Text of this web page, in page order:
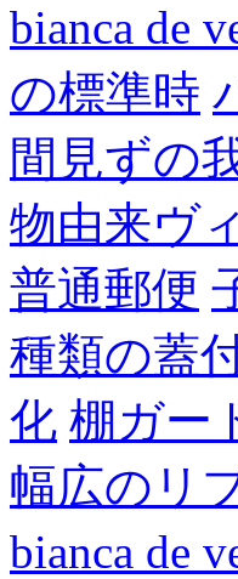
bianca de
の標準時
間見ずの
物由来ヴ
普通郵便
種類の蓋
化 棚ガー
幅広のリ
bianca de